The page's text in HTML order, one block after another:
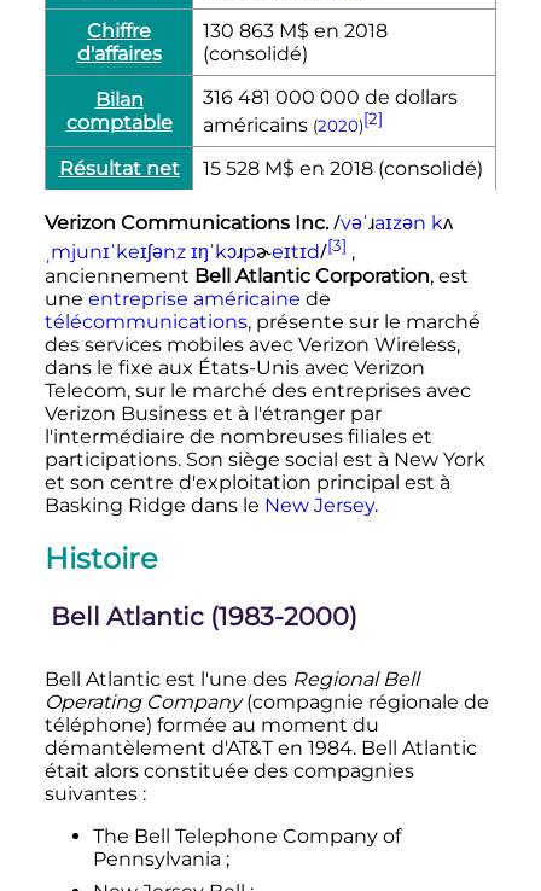
Chiffre
d'affaires
130 863 M$ en 2018
(consolidé)
Bilan
comptable
316 481 000 000 de dollars
américains (2020)[2]
Résultat net 15 528 M$ en 2018 (consolidé)
Verizon Communications Inc. /vəˈɹaɪzən kʌ
mjunɪˈkeɪʃənz ɪŋˈkɔɹpɚeɪtɪd/[3] ,
anciennement Bell Atlantic Corporation, est
une entreprise américaine de
télécommunications, présente sur le marché
des services mobiles avec Verizon Wireless,
dans le fixe aux États-Unis avec Verizon
Telecom, sur le marché des entreprises avec
Verizon Business et à l'étranger par
l'intermédiaire de nombreuses filiales et
participations. Son siège social est à New York
et son centre d'exploitation principal est à
Basking Ridge dans le New Jersey.
Histoire
Bell Atlantic (1983-2000)
Bell Atlantic est l'une des Regional Bell
Operating Company(compagnie régionale de
téléphone) formée au moment du
démantèlement d'AT&T en 1984. Bell Atlantic
était alors constituée des compagnies
suivantes :
The Bell Telephone Company of
Pennsylvania ;